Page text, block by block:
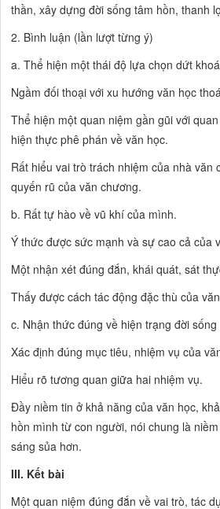
thần, xây dựng đời sống tâm hồn, thanh
2. Bình luận (lần lượt từng ý)
a. Thể hiện một thái độ lựa chọn dứt
Ngầm đối thoại với xu hướng văn học
Thể hiện một quan niệm gần gũi với
hiện thực phê phán về văn học.
Rất hiểu vai trò trách nhiệm của nhà văn
quyến rũ của văn chương.
b. Rất tự hào về vũ khí của mình.
Ý thức được sức mạnh và sự cao cả của
Một nhận xét đúng đắn, khái quát, sát
Thấy được cách tác động đặc thù của
c. Nhận thức đúng về hiện trạng đời sống
Xác định đúng mục tiêu, nhiệm vụ của
Hiểu rõ tương quan giữa hai nhiệm vụ.
Đầy niềm tin ở khả năng của văn học,
hồn mình từ con người, nói chung là
sáng sủa hơn.
III. Kết bài
Một quan niệm đúng đắn về vai trò, tác